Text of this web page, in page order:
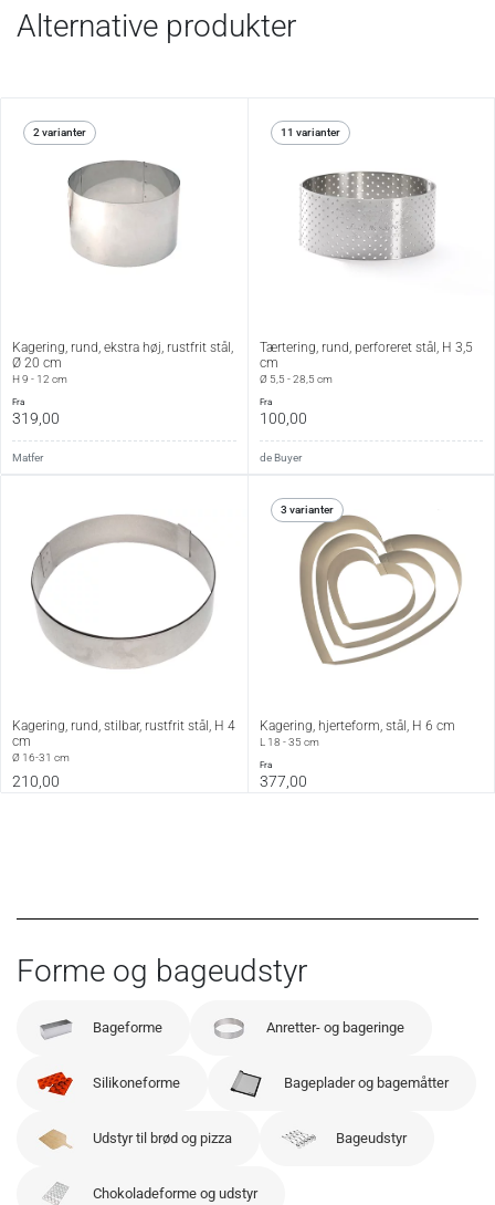
Alternative produkter
2 varianter
Kagering, rund, ekstra høj, rustfrit stål,
Ø 20 cm
H 9 - 12 cm
fra
319,00
Matfer
11 varianter
Tærtering, rund, perforeret stål, H 3,5
cm
Ø 5,5 - 28,5 cm
fra
100,00
de Buyer
Kagering, rund, stilbar, rustfrit stål, H 4
cm
Ø 16-31 cm
210,00
3 varianter
Kagering, hjerteform, stål, H 6 cm
L 18 - 35 cm
fra
377,00
Forme og bageudstyr
Bageforme Anretter- og bageringe
Silikoneforme Bageplader og bagemåtter
Udstyr til brød og pizza Bageudstyr
Chokoladeforme og udstyr